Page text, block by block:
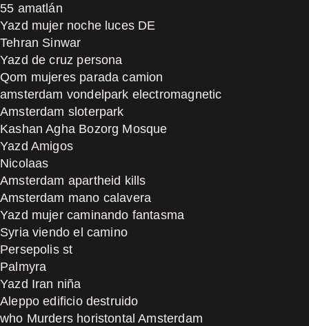
55 amatlán
Yazd mujer noche luces DE
Tehran Sinwar
Yazd de cruz persona
Qom mujeres parada camion
amsterdam vondelpark electromagnetic
Amsterdam sloterpark
Kashan Agha Bozorg Mosque
Yazd Amigos
Nicolaas
Amsterdam apartheid kills
Amsterdam mano calavera
Yazd mujer caminando fantasma
Syria viendo el camino
Persepolis st
Palmyra
Yazd Iran niña
Aleppo edificio destruido
who Murders horistontal Amsterdam